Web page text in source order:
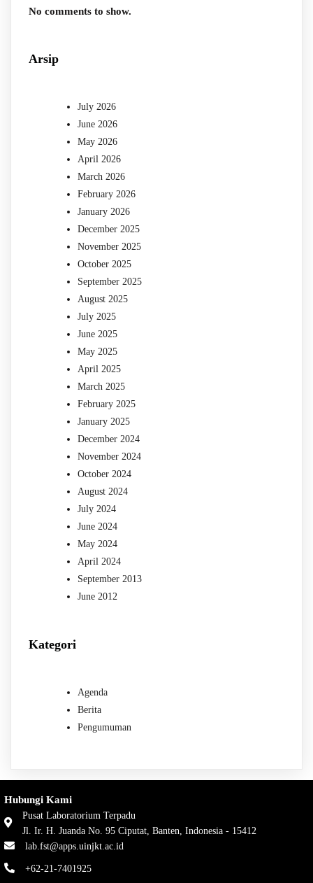
No comments to show.
Arsip
July 2026
June 2026
May 2026
April 2026
March 2026
February 2026
January 2026
December 2025
November 2025
October 2025
September 2025
August 2025
July 2025
June 2025
May 2025
April 2025
March 2025
February 2025
January 2025
December 2024
November 2024
October 2024
August 2024
July 2024
June 2024
May 2024
April 2024
September 2013
June 2012
Kategori
Agenda
Berita
Pengumuman
Hubungi Kami
Pusat Laboratorium Terpadu
Jl. Ir. H. Juanda No. 95 Ciputat, Banten, Indonesia - 15412
lab.fst@apps.uinjkt.ac.id
+62-21-7401925